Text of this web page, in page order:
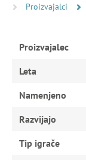
Proizvajalci
Proizvajalec
Leta
Namenjeno
Razvijajo
Tip igrače